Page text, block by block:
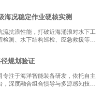
备研发与定制化服务的实力
海况稳定作业硬核实测
流抗浪性能，打破近海涌浪对水下工
检测、水下结构巡检、应急救援等场
规划验证
专注于海洋智能装备研发，依托自主
，深度融合组合惯导与多源感知技